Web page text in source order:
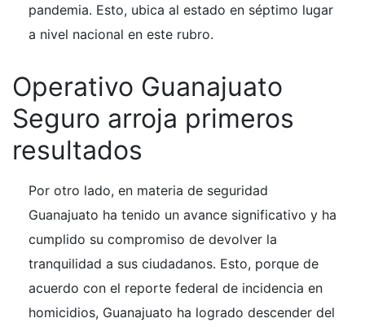
pandemia. Esto, ubica al estado en séptimo lugar
a nivel nacional en este rubro.
Operativo Guanajuato
Seguro arroja primeros
resultados
Por otro lado, en materia de seguridad
Guanajuato ha tenido un avance significativo y ha
cumplido su compromiso de devolver la
tranquilidad a sus ciudadanos. Esto, porque de
acuerdo con el reporte federal de incidencia en
homicidios, Guanajuato ha logrado descender del